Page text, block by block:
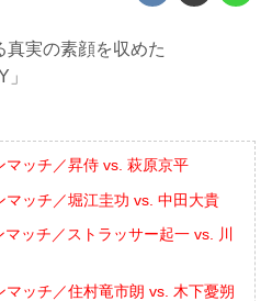
実の素顔を収めた
ッチ／昇侍 vs. 萩原京平
ッチ／堀江圭功 vs. 中田大貴
ッチ／ストラッサー起一 vs. 川
ッチ／住村竜市朗 vs. 木下憂朔